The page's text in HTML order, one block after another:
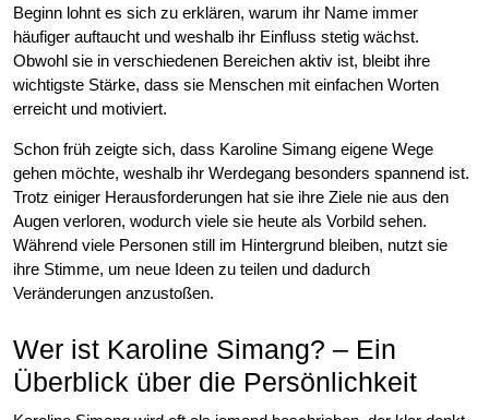
Beginn lohnt es sich zu erklären, warum ihr Name immer
häufiger auftaucht und weshalb ihr Einfluss stetig wächst.
Obwohl sie in verschiedenen Bereichen aktiv ist, bleibt ihre
wichtigste Stärke, dass sie Menschen mit einfachen Worten
erreicht und motiviert.
Schon früh zeigte sich, dass Karoline Simang eigene Wege
gehen möchte, weshalb ihr Werdegang besonders spannend ist.
Trotz einiger Herausforderungen hat sie ihre Ziele nie aus den
Augen verloren, wodurch viele sie heute als Vorbild sehen.
Während viele Personen still im Hintergrund bleiben, nutzt sie
ihre Stimme, um neue Ideen zu teilen und dadurch
Veränderungen anzustoßen.
Wer ist Karoline Simang? – Ein
Überblick über die Persönlichkeit